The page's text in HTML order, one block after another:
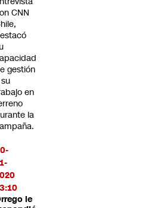
CNN
gestión
en
la
le